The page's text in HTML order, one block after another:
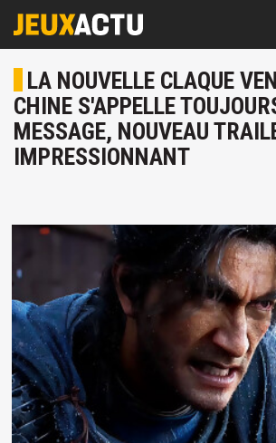
LA NOUVELLE CLAQUE
CHINE S'APPELLE
MESSAGE, NOUVEAU
IMPRESSIONNANT